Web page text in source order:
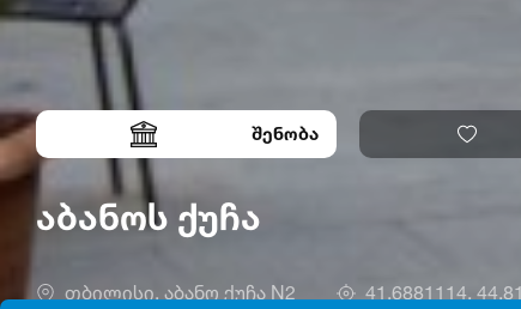
შენობა
აბანოს ქუჩა
თბილისი, აბანო ქუჩა N2 41.6881114,